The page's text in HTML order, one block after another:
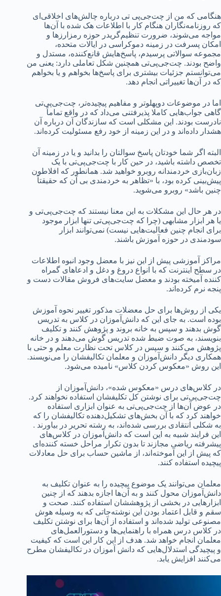
هنگامی که من از چت‌جی‌پی تی درباره چالش‌های اخلاقی‌ای
که روزنامه‌نگاران هنگام کار با اطلاعات هک شده با آن‌ها
مواجه می‌شوند، ضرورت تنظیم‌گریدر حوزه رمزارزها و
امکان پسرفت در زمینه دموکراسی در ایالات متحده،
مجموعه سوالاتی پرسیدم، پاسخ‌هایش قانع‌کننده، مستدل و
واضح بودند. چت‌جی‌پی‌تی همچنین شکل تعاملی دارد: یعنی من
می‌توانستم جزئیات بیشتری برای پاسخ‌ها بخواهم و یا بخواهم
که در آن‌ها تغییراتی انجام دهد.
اما در موضوعات دوپهلو‌تر و مفاهیم پیچیده‌تر، چت‌جی‌پی‌تی
گاهی جواب‌هایی کاملا پذیرفتنی می‌داد که در واقع تماماً
نادرست بودند. این مشکلی است که سازندگان آن درباره آن
هشدار داده‌اند و در این زمینه از خود رفع مسئولیت کرده‌اند.
البته اگر شما خودتان پاسخ سوالتان را بدانید و یا در زمینه آن
تخصص داشته باشید، در حین کار با چت‌جی‌پی‌تی با یک
زبان‌بازی خردمندانه روبرو خواهید شد. همانطور که افلاطون
پیش‌بینی کرده بود، با «تظاهر به خردمندی بی‌ آن که حقیقتاً
چنین باشد» روبرو می‌شوید.
در هر حال این مشکلات به این معنا نیستند که چت‌جی‌پی‌تی و
یا هر ابزار مشابهی (چرا که چت‌جی‌پی‌تی تنها ابزار موجود
برای انجام چنین فعالیت‌هایی نیست) نمی‌توانند ابزار
سودمندی در حوزه آموزش باشند.
مراکز آموزشی پیش از این نیز با معضل وجود انبوه اطلاعات
در سطح اینترنت که با انواع دروغ و دغل و ادعاهای گمراه
کننده آمیخته بودند و معضل سایت‌های فروش مقالات دست و
پنجه نرم‌ کرده‌اند.
یکی از روش‌ها برای حل معضلات مذکور تغییر نحوه آموزش
بوده است. به جای این که دانش‌آموزان در کلاس به تدریس
گوش بدهند و سپس به خانه بروند و پژوهش کنند و تکلیف
بنویسند، به صوت ضبط شده تدریس گوش می‌دهند و در خانه
پژوهش می‌کنند و سپس در کلاس تحت نظارت معلم و حتی با
همکاری دیگر دانش‌آموزان و معلمان تکالیفشان را می‌نویسند.
این روش «معکوس کردن کلاس» نامیده می‌شود.
در کلاس‌های درس «معکوس شده»، دانش‌آموزان از
چت‌جی‌پی‌تی برای نوشتن کل تکلیفشان استفاده نخواهند کرد.
در عوض آن‌ها از چت‌جی‌پی‌تی به عنوان ابزاری استفاده
خواهند کرد که با آن بخش‌های تشکیل‌دهنده تکالیفشان را که
به شکلی انتقادی بررسی شده‌اند، به رشته تحریر در بیاورند .
این فرایند شبیه به این است که دانش‌آموزان در کلاس‌های
پیشرفته ریاضی مجازند تا بدون تکرار مراحل خسته کننده‌ای
که پیش از این آموخته‌اند، از ماشین حساب برای حل معادلات
پیچیده استفاده کنند.
معلمان می‌توانند یک موضوع پیچیده را به عنوان تکلیف به
دانش‌آموزان محول کنند و به آن‌ها اجازه بدهند که از چنین
ابزارهایی در بخشی از پژوهششان استفاده کنند. صحت و
سقم و قابل اعتماد بودن این نوشته‌جاتی که به وسیله هوش
مصنوعی تولید شده‌اند و استفاده از آن‌ها برای نوشتن تکلیف
در کلاس درس همراه با راهنمایی‌‌ها و دستورالعمل‌های
معلمان انجام خواهد شد. هدف از این کار این است که کیفیت
و پیچیدگی استدلال‌هایی که دانش آموزان در تکالیفشان مطرح
می‌کنند افزایش یابد.